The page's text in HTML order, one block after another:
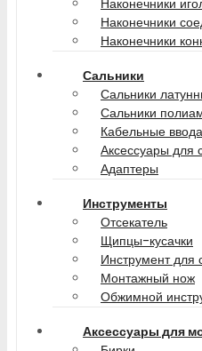
Наконечники
Наконечники
Наконечники
Сальники
Сальники
Сальники
Кабельные ввода
Аксессуары для
Адаптеры
Инструменты
Отсекатель
Щипцы-кусачки
Инструмент для
Монтажный нож
Обжимной
Аксессуары для